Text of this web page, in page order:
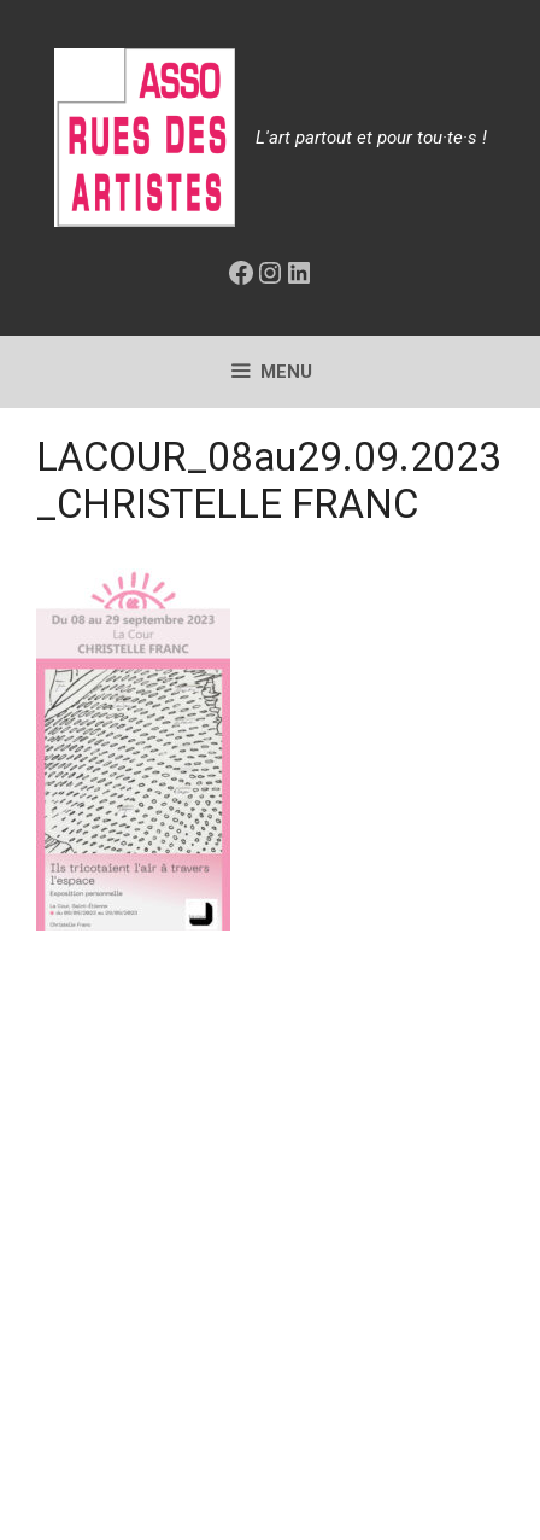
L'art partout et pour tou·te·s !
Facebook
Instagram
LinkedIn
MENU
LACOUR_08au29.09.2023
_CHRISTELLE FRANC